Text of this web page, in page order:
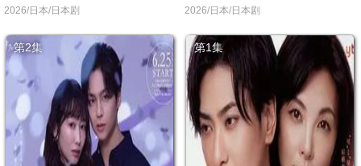
2026/日本/日本剧 2026/日本/日本剧
第2集 第1集